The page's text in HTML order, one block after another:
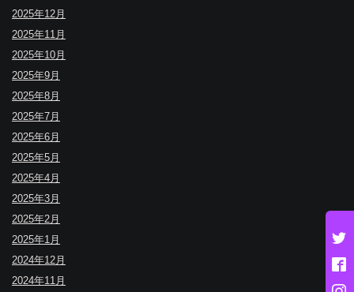
2025年12月
2025年11月
2025年10月
2025年9月
2025年8月
2025年7月
2025年6月
2025年5月
2025年4月
2025年3月
2025年2月
2025年1月
2024年12月
2024年11月